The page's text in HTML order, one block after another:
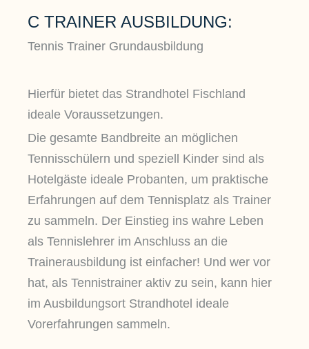
C TRAINER AUSBILDUNG:
Tennis Trainer Grundausbildung
Hierfür bietet das Strandhotel Fischland
ideale Voraussetzungen.
Die gesamte Bandbreite an möglichen
Tennisschülern und speziell Kinder sind als
Hotelgäste ideale Probanten, um praktische
Erfahrungen auf dem Tennisplatz als Trainer
zu sammeln. Der Einstieg ins wahre Leben
als Tennislehrer im Anschluss an die
Trainerausbildung ist einfacher! Und wer vor
hat, als Tennistrainer aktiv zu sein, kann hier
im Ausbildungsort Strandhotel ideale
Vorerfahrungen sammeln.